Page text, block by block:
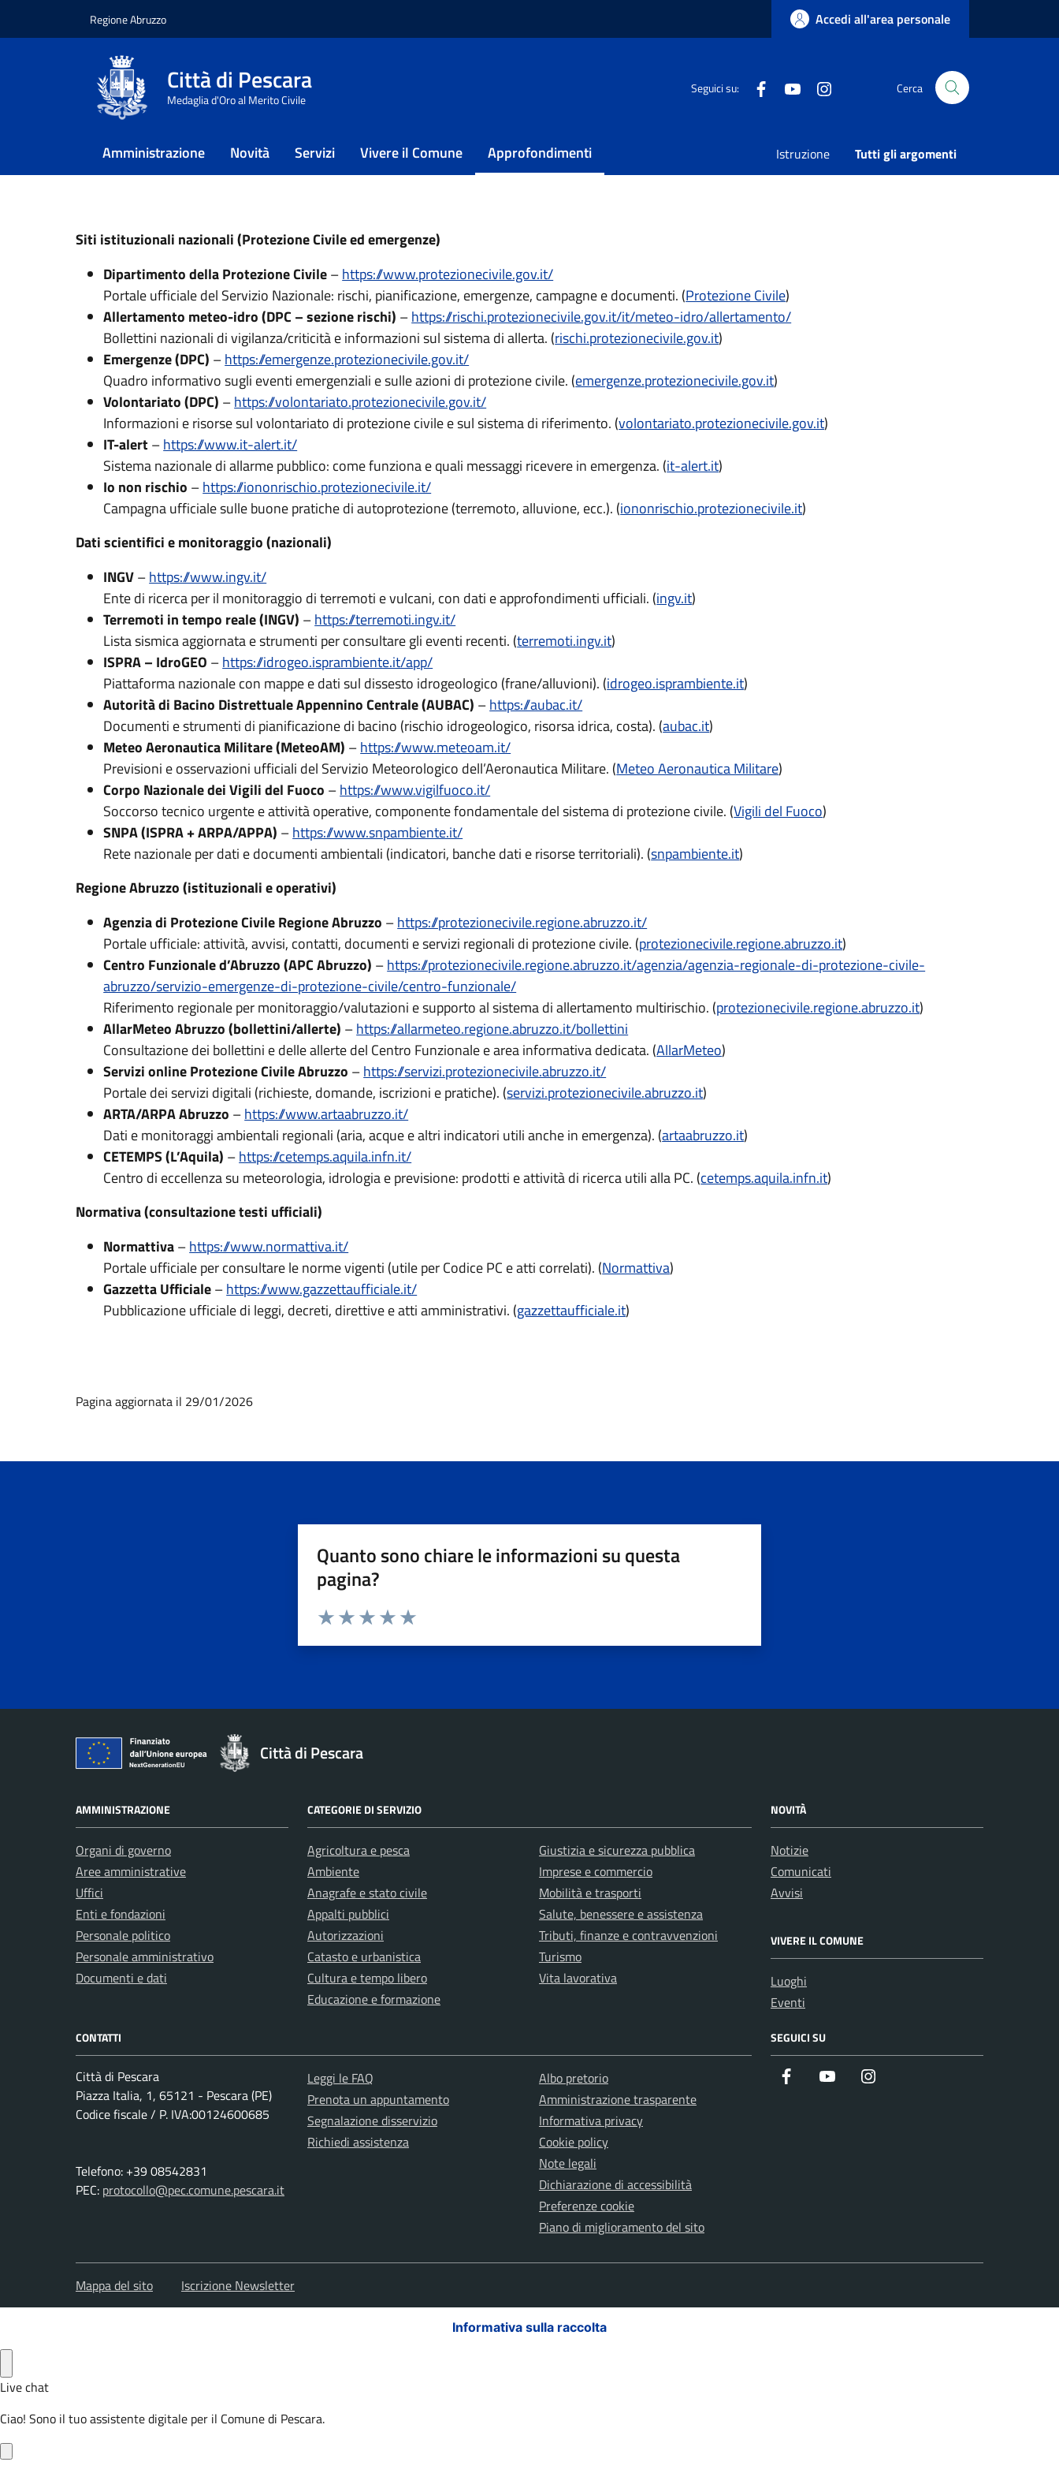
Regione Abruzzo Accedi all'area personale
Città di Pescara
Medaglia d'Oro al Merito Civile
Seguici su: FacebookYoutube Cerca
Amministrazione Novità Servizi Vivere il Comune Approfondimenti Istruzione Tutti gli argomenti
Home / Approfondimenti /
Info Utili
Info Utili
Siti istituzionali nazionali (Protezione Civile ed emergenze)
Dipartimento della Protezione Civile–https://www.protezionecivile.gov.it/
Portale ufficiale del Servizio Nazionale: rischi, pianificazione, emergenze, campagne e documenti. (Protezione Civile)
Allertamento meteo-idro (DPC – sezione rischi) –https://rischi.protezionecivile.gov.it/it/meteo-idro/allertamento/
Bollettini nazionali di vigilanza/criticità e informazioni sul sistema di allerta. (rischi.protezionecivile.gov.it)
Emergenze (DPC) –https://emergenze.protezionecivile.gov.it/
Quadro informativo sugli eventi emergenziali e sulle azioni di protezione civile. (emergenze.protezionecivile.gov.it)
Volontariato (DPC) –https://volontariato.protezionecivile.gov.it/
Informazioni e risorse sul volontariato di protezione civile e sul sistema di riferimento. (volontariato.protezionecivile.gov.it)
IT-alert–https://www.it-alert.it/
Sistema nazionale di allarme pubblico: come funziona e quali messaggi ricevere in emergenza. (it-alert.it)
Io non rischio –https://iononrischio.protezionecivile.it/
Campagna ufficiale sulle buone pratiche di autoprotezione (terremoto, alluvione, ecc.). (iononrischio.protezionecivile.it)
Dati scientifici e monitoraggio (nazionali)
INGV–https://www.ingv.it/
Ente di ricerca per il monitoraggio di terremoti e vulcani, con dati e approfondimenti ufficiali. (ingv.it)
Terremoti in tempo reale (INGV) –https://terremoti.ingv.it/
Lista sismica aggiornata e strumenti per consultare gli eventi recenti. (terremoti.ingv.it)
ISPRA – IdroGEO –https://idrogeo.isprambiente.it/app/
Piattaforma nazionale con mappe e dati sul dissesto idrogeologico (frane/alluvioni). (idrogeo.isprambiente.it)
Autorità di Bacino Distrettuale Appennino Centrale (AUBAC) –https://aubac.it/
Documenti e strumenti di pianificazione di bacino (rischio idrogeologico, risorsa idrica, costa). (aubac.it)
Meteo Aeronautica Militare (MeteoAM) –https://www.meteoam.it/
Previsioni e osservazioni ufficiali del Servizio Meteorologico dell’Aeronautica Militare. (Meteo Aeronautica Militare)
Corpo Nazionale dei Vigili del Fuoco –https://www.vigilfuoco.it/
Soccorso tecnico urgente e attività operative, componente fondamentale del sistema di protezione civile. (Vigili del Fuoco)
SNPA (ISPRA + ARPA/APPA) –https://www.snpambiente.it/
Rete nazionale per dati e documenti ambientali (indicatori, banche dati e risorse territoriali). (snpambiente.it)
Regione Abruzzo (istituzionali e operativi)
Agenzia di Protezione Civile Regione Abruzzo –https://protezionecivile.regione.abruzzo.it/
Portale ufficiale: attività, avvisi, contatti, documenti e servizi regionali di protezione civile. (protezionecivile.regione.abruzzo.it)
Centro Funzionale d’Abruzzo (APC Abruzzo) –https://protezionecivile.regione.abruzzo.it/agenzia/agenzia-regionale-di-protezione-civile-
abruzzo/servizio-emergenze-di-protezione-civile/centro-funzionale/
Riferimento regionale per monitoraggio/valutazioni e supporto al sistema di allertamento multirischio. (protezionecivile.regione.abruzzo.it)
AllarMeteo Abruzzo (bollettini/allerte) –https://allarmeteo.regione.abruzzo.it/bollettini
Consultazione dei bollettini e delle allerte del Centro Funzionale e area informativa dedicata. (AllarMeteo)
Servizi online Protezione Civile Abruzzo –https://servizi.protezionecivile.abruzzo.it/
Portale dei servizi digitali (richieste, domande, iscrizioni e pratiche). (servizi.protezionecivile.abruzzo.it)
ARTA/ARPA Abruzzo –https://www.artaabruzzo.it/
Dati e monitoraggi ambientali regionali (aria, acque e altri indicatori utili anche in emergenza). (artaabruzzo.it)
CETEMPS (L’Aquila) –https://cetemps.aquila.infn.it/
Centro di eccellenza su meteorologia, idrologia e previsione: prodotti e attività di ricerca utili alla PC. (cetemps.aquila.infn.it)
Normativa (consultazione testi ufficiali)
Normattiva–https://www.normattiva.it/
Portale ufficiale per consultare le norme vigenti (utile per Codice PC e atti correlati). (Normattiva)
Gazzetta Ufficiale–https://www.gazzettaufficiale.it/
Pubblicazione ufficiale di leggi, decreti, direttive e atti amministrativi. (gazzettaufficiale.it)
Pagina aggiornata il 29/01/2026
Quanto sono chiare le informazioni su questa
pagina?
Città di Pescara
AMMINISTRAZIONE
Organi di governo
Aree amministrative
Uffici
Enti e fondazioni
Personale politico
Personale amministrativo
Documenti e dati
CATEGORIE DI SERVIZIO
Agricoltura e pesca
Ambiente
Anagrafe e stato civile
Appalti pubblici
Autorizzazioni
Catasto e urbanistica
Cultura e tempo libero
Educazione e formazione
Giustizia e sicurezza pubblica
Imprese e commercio
Mobilità e trasporti
Salute, benessere e assistenza
Tributi, finanze e contravvenzioni
Turismo
Vita lavorativa
NOVITÀ
Notizie
Comunicati
Avvisi
VIVERE IL COMUNE
Luoghi
Eventi
CONTATTI
Città di Pescara
Piazza Italia, 1, 65121 - Pescara (PE)
Codice fiscale / P. IVA:00124600685
Telefono: +39 08542831
PEC: protocollo@pec.comune.pescara.it
Leggi le FAQ
Prenota un appuntamento
Segnalazione disservizio
Richiedi assistenza
Albo pretorio
Amministrazione trasparente
Informativa privacy
Cookie policy
Note legali
Dichiarazione di accessibilità
Preferenze cookie
Piano di miglioramento del sito
SEGUICI SU
Facebook Youtube
Mappa del sito Iscrizione Newsletter
Informativa sulla raccolta